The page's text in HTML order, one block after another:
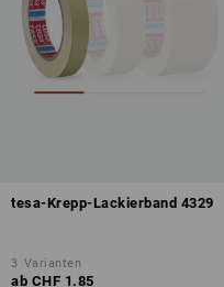
tesa-Krepp-Lackierband 4329
3 Varianten
ab CHF 1.85